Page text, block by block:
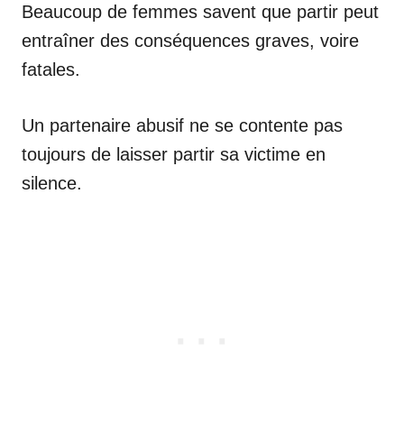
Beaucoup de femmes savent que partir peut
entraîner des conséquences graves, voire
fatales.
Un partenaire abusif ne se contente pas
toujours de laisser partir sa victime en
silence.